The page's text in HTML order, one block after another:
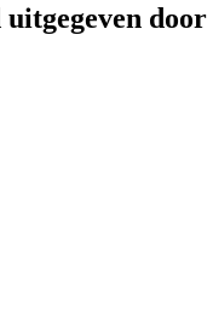
uitgegeven door